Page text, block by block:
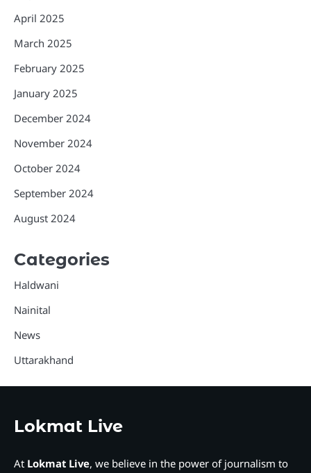
April 2025
March 2025
February 2025
January 2025
December 2024
November 2024
October 2024
September 2024
August 2024
Categories
Haldwani
Nainital
News
Uttarakhand
Lokmat Live
At Lokmat Live, we believe in the power of journalism to